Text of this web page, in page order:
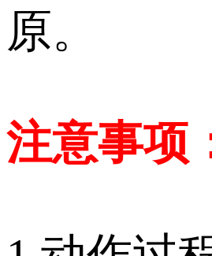
原。
注意事项